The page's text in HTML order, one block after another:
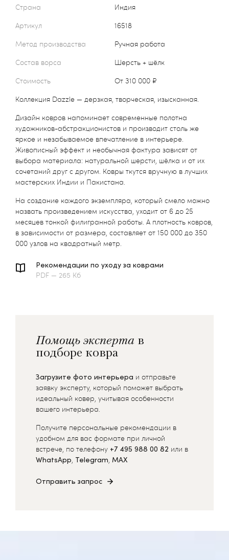
Страна
Индия
Артикул
16518
Метод производства
Ручная работа
Состав ворса
Шерсть + шёлк
Стоимость
от 310 000 ₽
Коллекция Dazzle — дерзкая, творческая, изысканная.
Дизайн ковров напоминает современные полотна
художников-абстракционистов и производит столь же
яркое и незабываемое впечатление в интерьере.
Живописный эффект и необычная фактура зависят от
выбора материала: натуральной шерсти, шёлка и от их
сочетаний друг с другом. Ковры ткутся вручную в лучших
мастерских Индии и Пакистана.
На создание каждого экземпляра, который смело можно
назвать произведением искусства, уходит от 6 до 25
месяцев тонкой филигранной работы. А плотность ковров,
в зависимости от размера, составляет от 150 000 до 350
000 узлов на квадратный метр.
Рекомендации по уходу за коврами
PDF — 265 Кб
Помощь эксперта в
подборе ковра
Загрузите фото интерьера и отправьте
заявку эксперту, который поможет выбрать
идеальный ковер, учитывая особенности
вашего интерьера.
Получите персональные рекомендации в
удобном для вас формате при личной
встрече, по телефону +7 495 988 00 82 или в
WhatsApp, Telegram, MAX
Отправить запрос